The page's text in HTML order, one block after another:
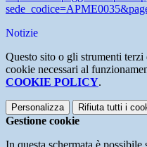
Notizie
Questo sito o gli strumenti
cookie necessari al
COOKIE POLICY.
Personalizza Rifiuta tutti i
Gestione cookie